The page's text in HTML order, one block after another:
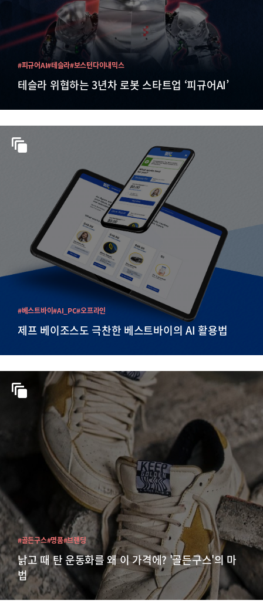
테슬라 위협하는 3년차 로봇 스타트업 ‘피규어AI’
#피규어AI#테슬라#보스턴다이내믹스
제프 베이조스도 극찬한 베스트바이의 AI 활용법
#베스트바이#AI_PC#오프라인
낡고 때 탄 운동화를 왜 이 가격에? '골든구스'의 마
법
#골든구스#명품#브랜딩